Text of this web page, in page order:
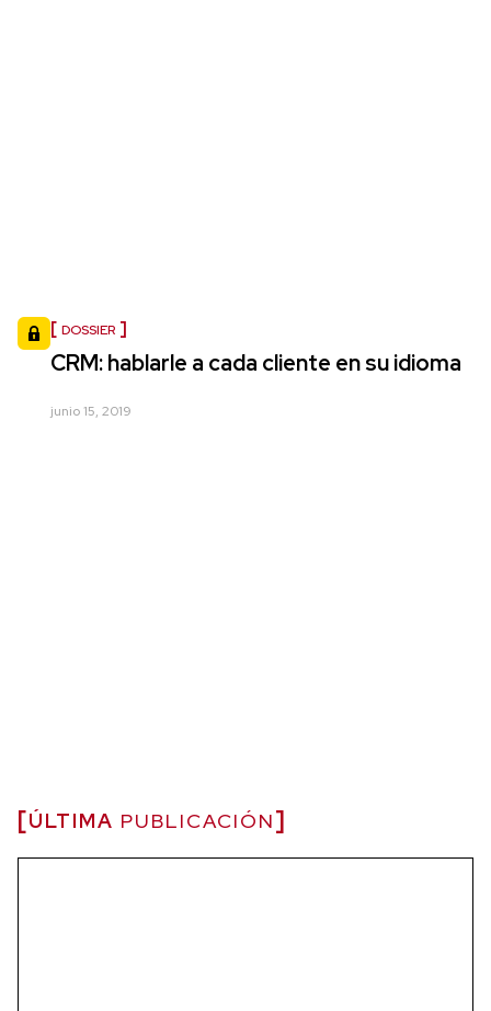
DOSSIER
CRM: hablarle a cada cliente en su idioma
junio 15, 2019
ÚLTIMA PUBLICACIÓN